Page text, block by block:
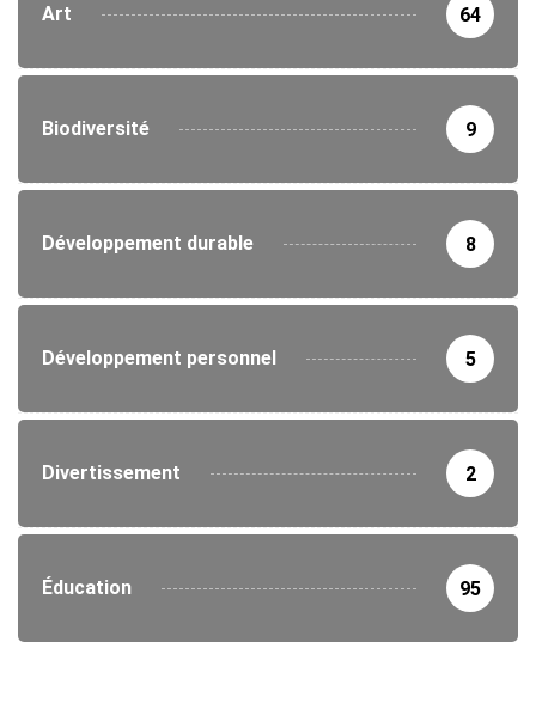
Art 64
Biodiversité 9
Développement durable 8
Développement personnel 5
Divertissement 2
Éducation 95